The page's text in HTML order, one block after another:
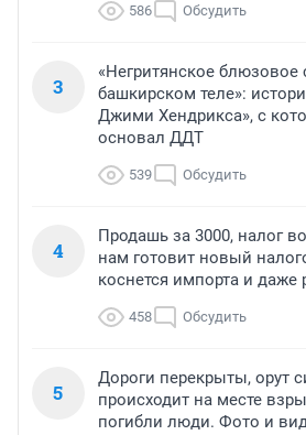
586 Обсудить
3
«Негритянское блюзовое
башкирском теле»:
Джими Хендрикса», с
основал ДДТ
539 Обсудить
4
Продашь за 3000, налог
нам готовит новый
коснется импорта и даже
458 Обсудить
5
Дороги перекрыты, орут
происходит на месте
погибли люди. Фото и